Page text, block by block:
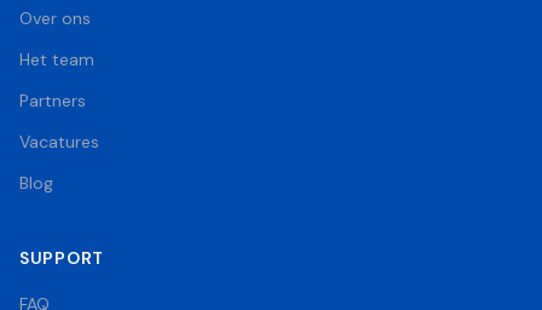
Over ons
Het team
Partners
Vacatures
Blog
SUPPORT
FAQ